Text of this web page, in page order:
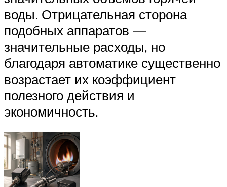
воды. Отрицательная сторона
подобных аппаратов —
значительные расходы, но
благодаря автоматике существенно
возрастает их коэффициент
полезного действия и
экономичность.